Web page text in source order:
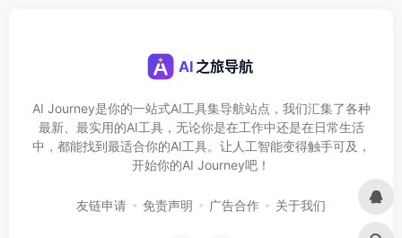
AI Journey是你的一站式AI工具集导航站点，我们汇集了各种
最新、最实用的AI工具，无论你是在工作中还是在日常生活
中，都能找到最适合你的AI工具。让人工智能变得触手可及，
开始你的AI Journey吧！
友链申请 免责声明 广告合作 关于我们